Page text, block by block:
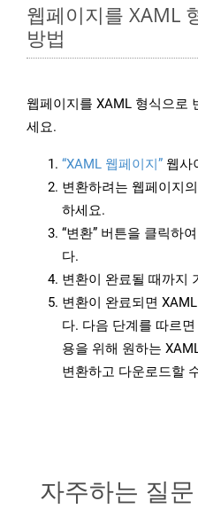
웹페이지를 XAML
방법
웹페이지를 XAML 형식으로
세요.
“XAML 웹페이지” 웹사
변환하려는 웹페이지
하세요.
“변환” 버튼을 클릭하
다.
변환이 완료될 때까지
변환이 완료되면
다. 다음 단계를 따르
용을 위해 원하는
변환하고 다운로드할
자주하는 질문